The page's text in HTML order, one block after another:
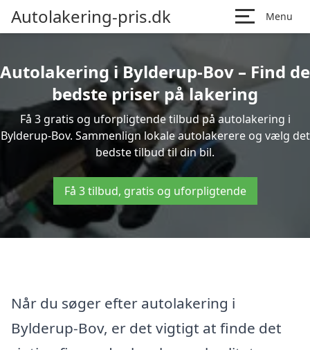
Autolakering-pris.dk Menu
Autolakering i Bylderup-Bov – Find de
bedste priser på lakering
Få 3 gratis og uforpligtende tilbud på autolakering i
Bylderup-Bov. Sammenlign lokale autolakerere og vælg det
bedste tilbud til din bil.
Få 3 tilbud, gratis og uforpligtende
Når du søger efter autolakering i
Bylderup-Bov, er det vigtigt at finde det